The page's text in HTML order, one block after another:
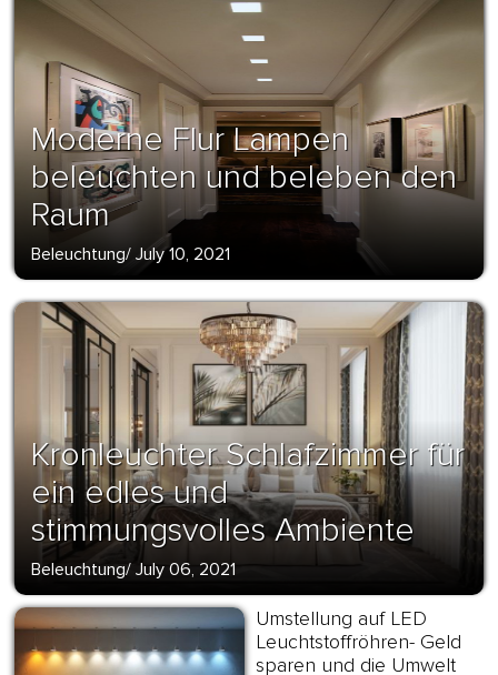
Moderne Flur Lampen
beleuchten und beleben den
Raum
Beleuchtung/ July 10, 2021
Kronleuchter Schlafzimmer für
ein edles und
stimmungsvolles Ambiente
Beleuchtung/ July 06, 2021
Umstellung auf LED
Leuchtstoffröhren- Geld
sparen und die Umwelt